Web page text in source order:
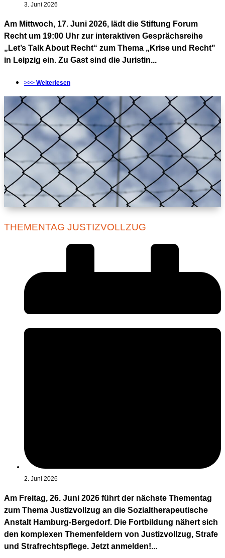
3. Juni 2026
Am Mittwoch, 17. Juni 2026, lädt die Stiftung Forum
Recht um 19:00 Uhr zur interaktiven Gesprächsreihe
„Let’s Talk About Recht“ zum Thema „Krise und Recht"
in Leipzig ein. Zu Gast sind die Juristin...
>>> Weiterlesen
THEMENTAG JUSTIZVOLLZUG
2. Juni 2026
Am Freitag, 26. Juni 2026 führt der nächste Thementag
zum Thema Justizvollzug an die Sozialtherapeutische
Anstalt Hamburg-Bergedorf. Die Fortbildung nähert sich
den komplexen Themenfeldern von Justizvollzug, Strafe
und Strafrechtspflege. Jetzt anmelden!...